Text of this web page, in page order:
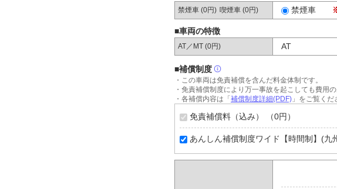
禁煙車 (0円) 喫煙車 (0円) 禁煙車
■車両の特徴
AT／MT (0円) AT
■補償制度
・この車両は免責補償を含んだ料金体制です。
・免責補償制度により万一事故を起こしても費用
・各補償内容は「 補償制度詳細(PDF) 」をご覧くだ
免責補償料（込み） （0円）
あんしん補償制度ワイド【時間制】(九